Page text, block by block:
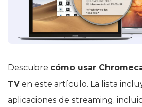
Descubre cómo usar
TV en este artículo. La lista
aplicaciones de streaming,